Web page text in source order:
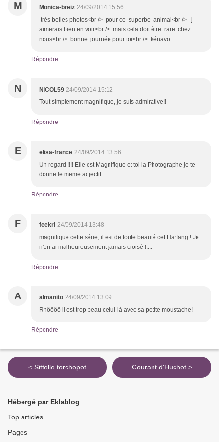
M Monica-breiz 24/09/2014 15:56
trés belles photos<br /> pour ce superbe animal<br /> j
aimerais bien en voir<br /> mais cela doit être rare chez
nous<br /> bonne journée pour toi<br /> kénavo
Répondre
N NICOL59 24/09/2014 15:12
Tout simplement magnifique, je suis admirative!!
Répondre
E elisa-france 24/09/2014 13:56
Un regard !!!! Elle est Magnifique et toi la Photographe je te
donne le même adjectif .....
Répondre
F feekri 24/09/2014 13:48
magnifique cette série, il est de toute beauté cet Harfang ! Je
n'en ai malheureusement jamais croisé !....
Répondre
A almanito 24/09/2014 13:09
Rhôôôô il est trop beau celui-là avec sa petite moustache!
Répondre
< Sittelle torchepot Courant d'Huchet >
Hébergé par Eklablog
Top articles
Pages